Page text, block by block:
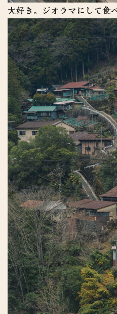
大好き。ジオラマにして食